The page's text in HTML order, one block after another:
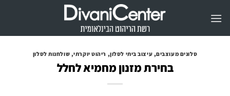
סלונים מעוצבים, עיצוב ביתי לסלון, ריהוט יוקרתי, שולחנות לסלון
בחירת מזנון מחמיא לחלל